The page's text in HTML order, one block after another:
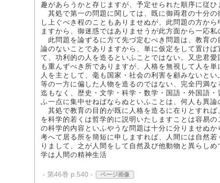
趣があらうかと存じますが、予定せられた順序に従
其処で第一の問題に関しては、既に御両君の十分
し上ぐべき程のこともありませぬが、此問題の方か
ますから、御迷惑ではありませうが此方面から一応
此問題を論ずるに方て先づ定むべき問題は、教育
論のないことでありますから、単に仮定をして置け
て、功利的の人を造るといふことではない。又忠君
も重んずべき所でありますが、人格を無視して人を
人を主として、毫も国家・社会の利害を顧みないと
等の一方に偏した人物を造るのではない、完全円満
迄もなく、歴史・文学・科学・数学・国語・外国語
ふ一点に集中せねばならぬといふことは、何人も異
其処で教育の目的が既に人格を造るに在りとすれ
を科学的若くは哲学的に説明いたしますことは容易
の科学的内容といふやうな問題は十分に分りませぬ
考へて居る所を簡短に申しますれば、人間には自然
りまして、之が人間をして自然及び他動物と異らし
学は人間の精神生活
- 第46巻 p.540 - ページ画像